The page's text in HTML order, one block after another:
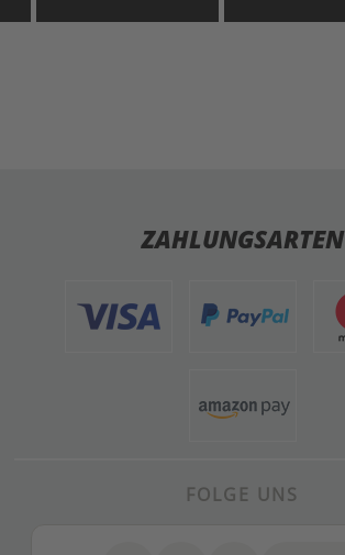
ZAHLUNGSARTEN
FOLGE UNS